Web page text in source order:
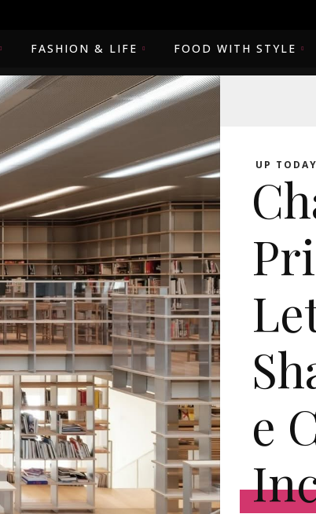
FASHION & LIFE FOOD WITH STYLE
UP TODAY
e